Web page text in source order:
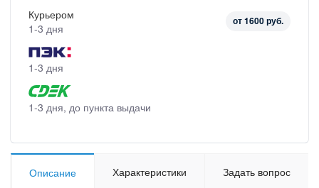
Курьером
1-3 дня
от 1600 руб.
1-3 дня
1-3 дня, до пункта выдачи
Описание Характеристики Задать вопрос